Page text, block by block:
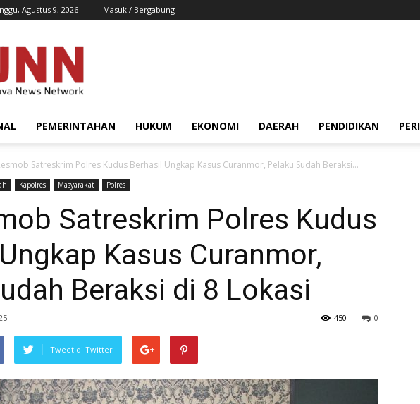
Agustus 9, 2026 Masuk / Bergabung
PEMERINTAHAN HUKUM EKONOMI DAERAH PENDIDIKAN
Satreskrim Polres Kudus Berhasil Ungkap Kasus Curanmor, Pelaku Sudah Beraksi...
Kapolres Masyarakat Polres
Satreskrim Polres Kudus
Kasus Curanmor,
Beraksi di 8 Lokasi
0
450
Tweet di Twitter